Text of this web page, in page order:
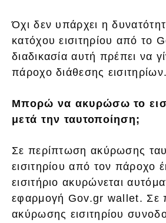
Όχι δεν υπάρχει η
κατόχου εισιτηρίου από το
διαδικασία αυτή πρέπει να
πάροχο διάθεσης εισιτηρίων.
Μπορώ να ακυρώσω το
μετά την ταυτοποίηση;
Σε περίπτωση ακύρωσης
εισιτηρίου από τον πάροχο
εισιτήριο ακυρώνεται
εφαρμογή Gov.gr wallet. Σε
ακύρωσης εισιτηρίου